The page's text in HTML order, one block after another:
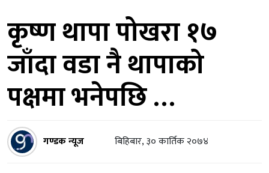
कृष्ण थापा पोखरा १७
जाँदा वडा नै थापाको
पक्षमा भनेपछि …
गण्डक न्यूज बिहिबार, ३० कार्तिक २०७४